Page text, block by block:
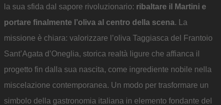
la sua sfida dal sapore rivoluzionario: ribaltare il Martini e
portare finalmente l’oliva al centro della scena. La
missione è chiara: valorizzare l’oliva Taggiasca del Frantoio
Sant’Agata d’Oneglia, storica realtà ligure che affianca il
progetto fin dalla sua nascita, come ingrediente nobile nella
miscelazione contemporanea. Un modo per trasformare un
simbolo della gastronomia italiana in elemento fondante del